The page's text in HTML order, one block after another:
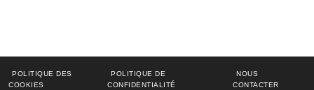
POLITIQUE DES
COOKIES
POLITIQUE DE
CONFIDENTIALITÉ
NOUS
CONTACTER